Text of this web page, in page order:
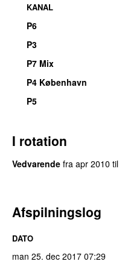
KANAL
P6
P3
P7 Mix
P4 København
P5
I rotation
Vedvarende fra apr 2010 til
Afspilningslog
DATO
man 25. dec 2017 07:29